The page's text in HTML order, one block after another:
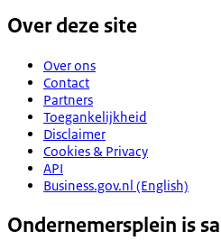
Over deze site
Over ons
Contact
Partners
Toegankelijkheid
Disclaimer
Cookies & Privacy
API
Business.gov.nl (English)
Ondernemersplein is